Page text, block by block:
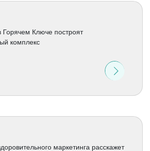
Горячем Ключе построят
комплекс
маркетинга расскажет